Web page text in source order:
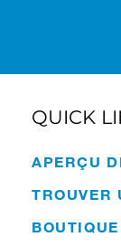
QUICK
APERÇU
TROUVER